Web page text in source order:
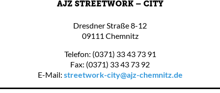
AJZ STREETWORK – CITY
Dresdner Straße 8-12
09111 Chemnitz
Telefon: (0371) 33 43 73 91
Fax: (0371) 33 43 73 92
E-Mail: streetwork-city@ajz-chemnitz.de